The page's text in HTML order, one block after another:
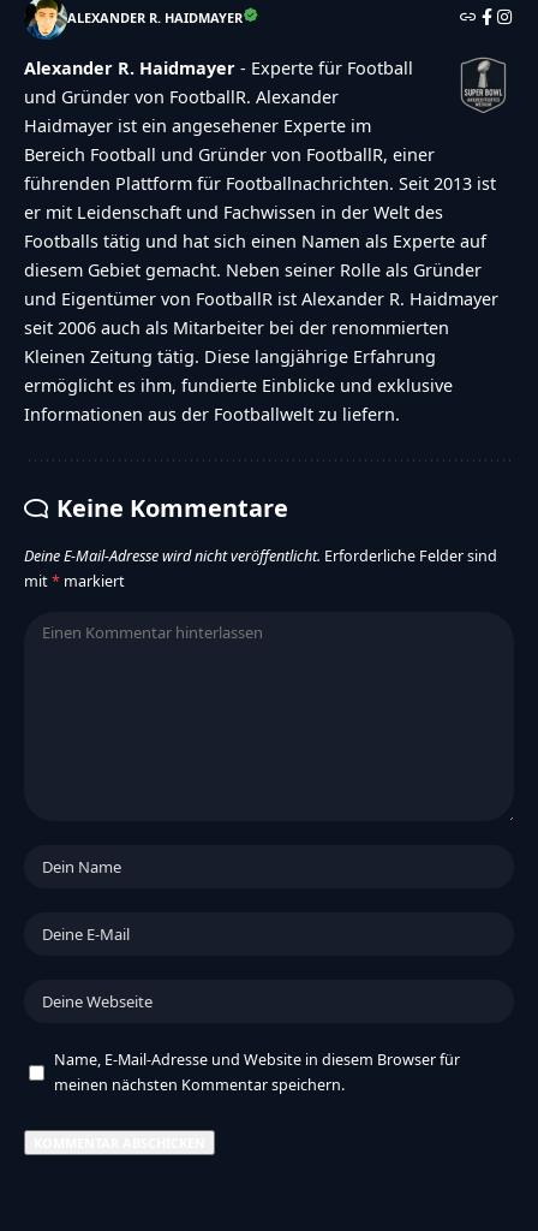
ALEXANDER R. HAIDMAYER
Alexander R. Haidmayer - Experte für Football
und Gründer von FootballR. Alexander
Haidmayer ist ein angesehener Experte im
Bereich Football und Gründer von FootballR, einer
führenden Plattform für Footballnachrichten. Seit 2013 ist
er mit Leidenschaft und Fachwissen in der Welt des
Footballs tätig und hat sich einen Namen als Experte auf
diesem Gebiet gemacht. Neben seiner Rolle als Gründer
und Eigentümer von FootballR ist Alexander R. Haidmayer
seit 2006 auch als Mitarbeiter bei der renommierten
Kleinen Zeitung tätig. Diese langjährige Erfahrung
ermöglicht es ihm, fundierte Einblicke und exklusive
Informationen aus der Footballwelt zu liefern.
Keine Kommentare
Deine E-Mail-Adresse wird nicht veröffentlicht. Erforderliche Felder sind
mit* markiert
Name, E-Mail-Adresse und Website in diesem Browser für
meinen nächsten Kommentar speichern.